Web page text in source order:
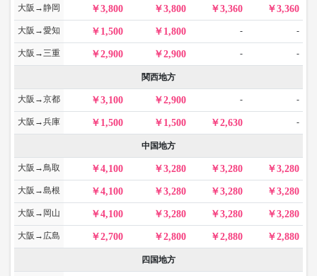
大阪→静岡 3,800 3,800 3,360 3,360
大阪→愛知 1,500 1,800 - -
大阪→三重 2,900 2,900 - -
関西地方
大阪→京都 3,100 2,900 - -
大阪→兵庫 1,500 1,500 2,630 -
中国地方
大阪→鳥取 4,100 3,280 3,280 3,280
大阪→島根 4,100 3,280 3,280 3,280
大阪→岡山 4,100 3,280 3,280 3,280
大阪→広島 2,700 2,800 2,880 2,880
四国地方